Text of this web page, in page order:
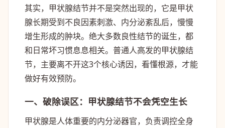
其实，甲状腺结节并不是突然出现的，它是甲状
腺长期受到不良因素刺激、内分泌紊乱后，慢慢
增生形成的肿块。绝大多数良性结节的诞生，都
和日常坏习惯息息相关。普通人高发的甲状腺结
节，主要离不开这3个核心诱因，看懂根源，才能
做好有效预防。
一、破除误区：甲状腺结节不会凭空生长
甲状腺是人体重要的内分泌器官，负责调控全身